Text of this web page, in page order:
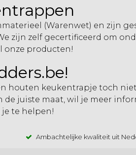
(Warenwet) en zijn
zijn zelf gecertificeerd om
onze producten!
houten keukentrapje toch
juiste maat, wil je meer
je te helpen!
Ambachtelijke kwaliteit uit